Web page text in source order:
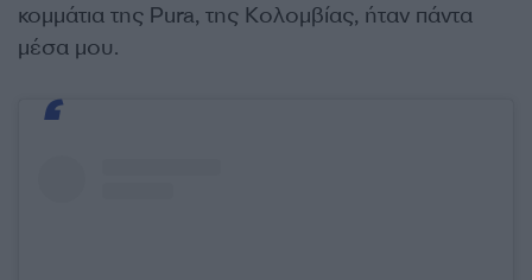
κομμάτια της Pura, της Κολομβίας, ήταν πάντα
μέσα μου.